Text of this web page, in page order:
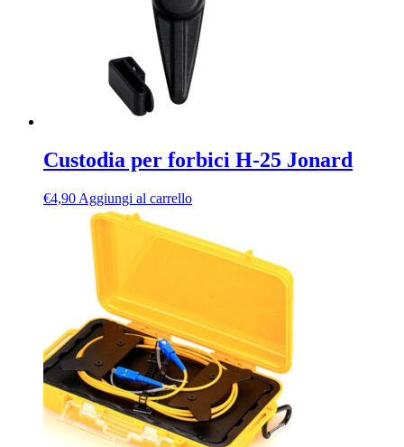
nella
pagina
prodotto
Custodia per forbici H-25 Jonard
€4,90 Aggiungi al carrello